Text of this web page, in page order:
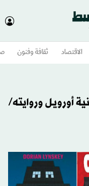
الاقتصاد ثقافة وفنون
أورويل وروايته/